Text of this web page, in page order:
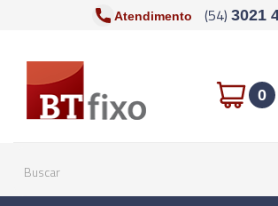
Atendimento (54) 3021
0